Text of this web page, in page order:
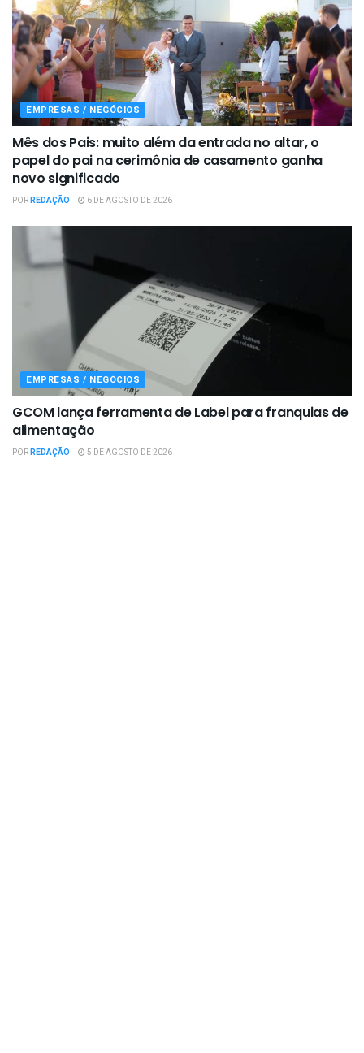
EMPRESAS / NEGÓCIOS
Mês dos Pais: muito além da entrada no altar, o
papel do pai na cerimônia de casamento ganha
novo significado
PORREDAÇÃO 6 DE AGOSTO DE 2026
EMPRESAS / NEGÓCIOS
GCOM lança ferramenta de Label para franquias de
alimentação
PORREDAÇÃO 5 DE AGOSTO DE 2026